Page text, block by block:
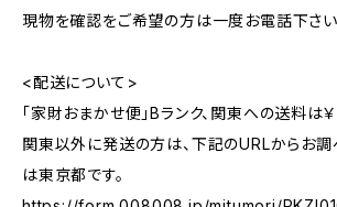
現物を確認をご希望の方は一度お電話下さい
<配送について>
「家財おまかせ便」Bランク、関東への送料は
関東以外に発送の方は、下記のURLからお調
は東京都です。